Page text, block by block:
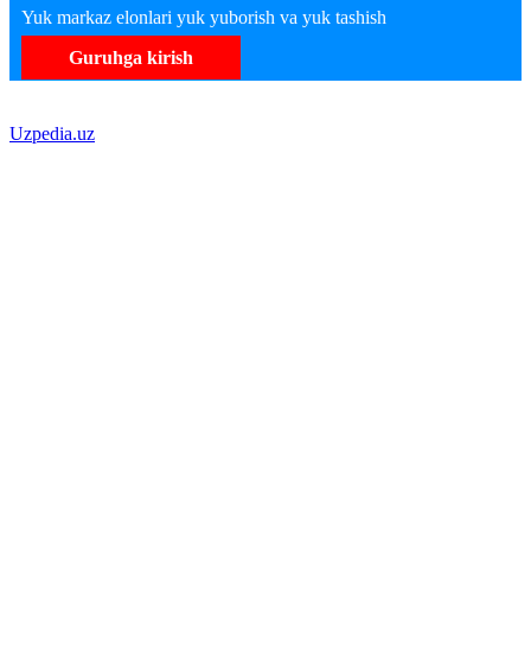
Yuk markaz elonlari yuk yuborish va yuk tashish
Guruhga kirish
Uzpedia.uz